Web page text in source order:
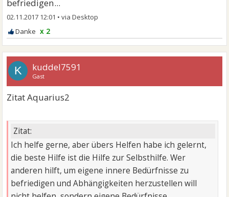
befriedigen...
02.11.2017 12:01 •
x 2
K kuddel7591
Gast
Zitat Aquarius2
Zitat:
Ich helfe gerne, aber übers Helfen habe ich gelernt,
die beste Hilfe ist die Hilfe zur Selbsthilfe. Wer
anderen hilft, um eigene innere Bedürfnisse zu
befriedigen und Abhängigkeiten herzustellen will